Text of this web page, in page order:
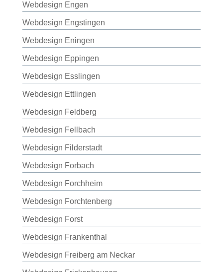
Webdesign Engen
Webdesign Engstingen
Webdesign Eningen
Webdesign Eppingen
Webdesign Esslingen
Webdesign Ettlingen
Webdesign Feldberg
Webdesign Fellbach
Webdesign Filderstadt
Webdesign Forbach
Webdesign Forchheim
Webdesign Forchtenberg
Webdesign Forst
Webdesign Frankenthal
Webdesign Freiberg am Neckar